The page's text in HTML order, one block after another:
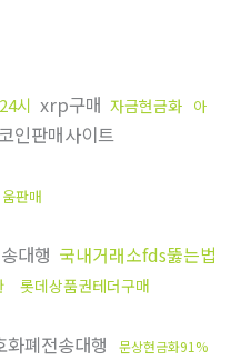
시 xrp구매 자금현금화 아
인판매사이트
판매
대행 국내거래소fds뚫는법
롯데상품권테더구매
화폐전송대행 문상현금화91%